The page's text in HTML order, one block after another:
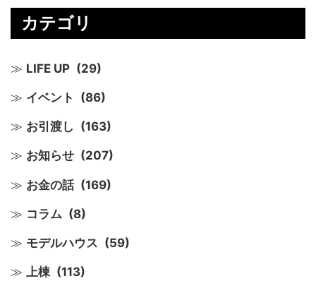
カテゴリ
LIFE UP (29)
イベント (86)
お引渡し (163)
お知らせ (207)
お金の話 (169)
コラム (8)
モデルハウス (59)
上棟 (113)